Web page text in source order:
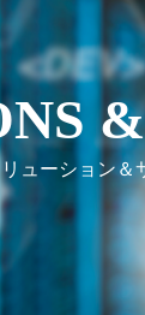
ューション＆